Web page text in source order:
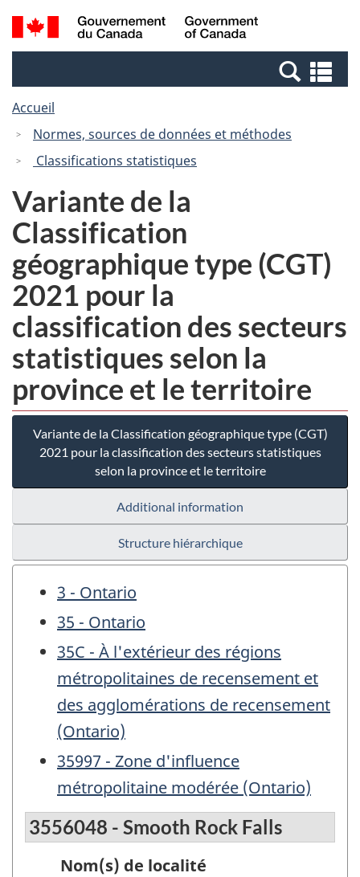
Passer
au
Passer
au
Passer
à
Canada
Recherche
et
et
Accueil
Normes, sources de données et méthodes
Classifications statistiques
Variante de la
Classification
géographique type (CGT)
2021 pour la
classification des secteurs
statistiques selon la
province et le territoire
Variante de la Classification géographique type (CGT)
2021 pour la classification des secteurs statistiques
selon la province et le territoire
Additional information
Structure hiérarchique
3 - Ontario
35 - Ontario
35C - À l'extérieur des régions
métropolitaines de recensement et
des agglomérations de recensement
(Ontario)
35997 - Zone d'influence
métropolitaine modérée (Ontario)
3556048 - Smooth Rock Falls
Nom(s) de localité